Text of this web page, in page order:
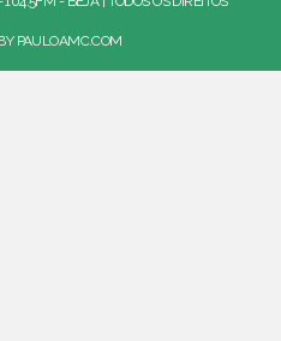
PAULOAMC.COM